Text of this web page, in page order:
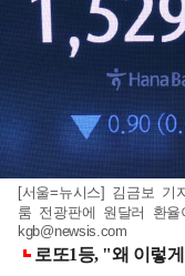
[서울=뉴시스] 김금보
룸 전광판에 원달러 환
kgb@newsis.com